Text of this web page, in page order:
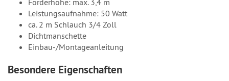
Förderhöhe: max. 3,4 m
Leistungsaufnahme: 50 Watt
ca. 2 m Schlauch 3/4 Zoll
Dichtmanschette
Einbau-/Montageanleitung
Besondere Eigenschaften